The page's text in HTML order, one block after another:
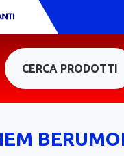
CERCA PRODOTTI